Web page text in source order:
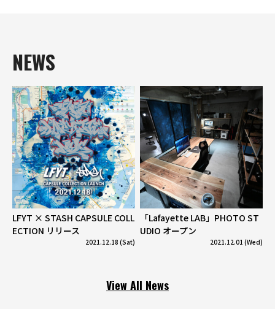
NEWS
LFYT × STASH CAPSULE COLL
ECTION リリース
2021.12.18 (Sat)
「Lafayette LAB」PHOTO ST
UDIO オープン
2021.12.01 (Wed)
View All News